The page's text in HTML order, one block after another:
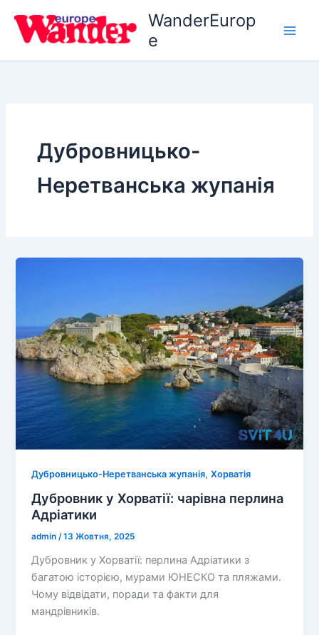
вмісту
WanderEurop
e
Дубровницько-
Неретванська жупанія
Дубровницько-Неретванська жупанія,Хорватія
Дубровник у Хорватії: чарівна перлина
Адріатики
admin/13 Жовтня, 2025
Дубровник у Хорватії: перлина Адріатики з
багатою історією, мурами ЮНЕСКО та пляжами.
Чому відвідати, поради та факти для
мандрівників.